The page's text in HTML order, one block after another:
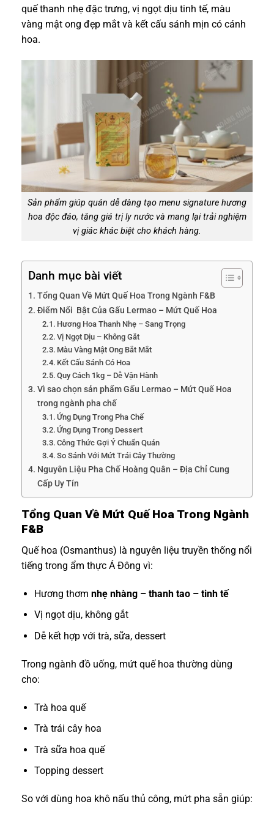
quế thanh nhẹ đặc trưng, vị ngọt dịu tinh tế, màu
vàng mật ong đẹp mắt và kết cấu sánh mịn có cánh
hoa.
Sản phẩm giúp quán dễ dàng tạo menu signature hương
hoa độc đáo, tăng giá trị ly nước và mang lại trải nghiệm
vị giác khác biệt cho khách hàng.
Danh mục bài viết
Tổng Quan Về Mứt Quế Hoa Trong Ngành F&B
Điểm Nổi Bật Của Gấu Lermao – Mứt Quế Hoa
Hương Hoa Thanh Nhẹ – Sang Trọng
Vị Ngọt Dịu – Không Gắt
Màu Vàng Mật Ong Bắt Mắt
Kết Cấu Sánh Có Hoa
Quy Cách 1kg – Dễ Vận Hành
Vì sao chọn sản phẩm Gấu Lermao – Mứt Quế Hoa
trong ngành pha chế
Ứng Dụng Trong Pha Chế
Ứng Dụng Trong Dessert
Công Thức Gợi Ý Chuẩn Quán
So Sánh Với Mứt Trái Cây Thường
Nguyên Liệu Pha Chế Hoàng Quân – Địa Chỉ Cung
Cấp Uy Tín
Tổng Quan Về Mứt Quế Hoa Trong Ngành
F&B
Quế hoa (Osmanthus) là nguyên liệu truyền thống nổi
tiếng trong ẩm thực Á Đông vì:
Hương thơm nhẹ nhàng – thanh tao – tinh tế
Vị ngọt dịu, không gắt
Dễ kết hợp với trà, sữa, dessert
Trong ngành đồ uống, mứt quế hoa thường dùng
cho:
Trà hoa quế
Trà trái cây hoa
Trà sữa hoa quế
Topping dessert
So với dùng hoa khô nấu thủ công, mứt pha sẵn giúp: